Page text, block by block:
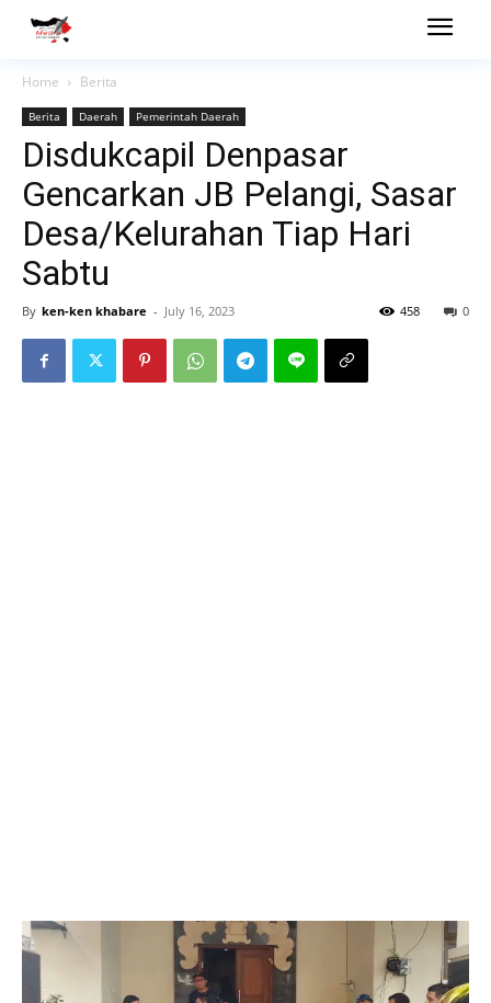
Home Berita
Berita Daerah Pemerintah Daerah
Disdukcapil Denpasar
Gencarkan JB Pelangi, Sasar
Desa/Kelurahan Tiap Hari
Sabtu
By ken-ken khabare - July 16, 2023 0
458